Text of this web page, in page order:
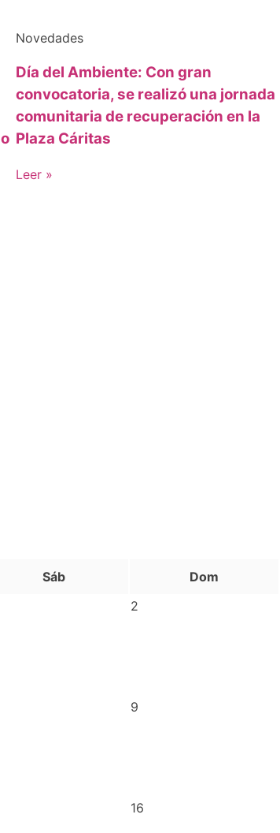
Novedades
Día del Ambiente: Con gran
convocatoria, se realizó una jornada
comunitaria de recuperación en la
Plaza Cáritas
Leer »
Sáb
Dom
2
9
16